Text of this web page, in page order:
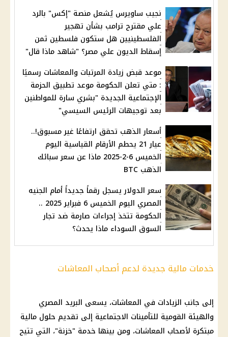
نجيب ساويرس يُشعل منصة "إكس" بالرد
علي مقترح ترامب بشأن تهجير
الفلسطينيين هل ستكون فلسطين ثمن
إسقاط الديون علي مصر؟ "شاهد ماذا قال"
موعد قبض زيادة المرتبات والمعاشات رسميًا
: متي تعلن الحكومة موعد تطبيق الحزمة
الإجتماعية الجديدة "بشري سارة للمواطنين
بعد توجيهات الرئيس السيسي"
أسعار الذهب تحقق ارتفاعًا غير مسبوق!..
عيار 21 يحطم الأرقام القياسية اليوم
الخميس 6-2-2025 ماذا عن سعر سبائك
الذهب BTC
سعر الدولار يسجل رقماً جديداً أمام الجنيه
المصري اليوم الخميس 6 فبراير 2025 ..
الحكومة تتخذ إجراءات صارمة ضد تجار
السوق السوداء ماذا يحدث؟
خدمات مالية جديدة لدعم أصحاب المعاشات
إلى جانب الزيادات في المعاشات، يسعى البريد المصري
والهيئة القومية للتأمينات الاجتماعية إلى تقديم حلول مالية
مبتكرة لأصحاب المعاشات، ومن بينها خدمة "خزنة"، التي تتيح